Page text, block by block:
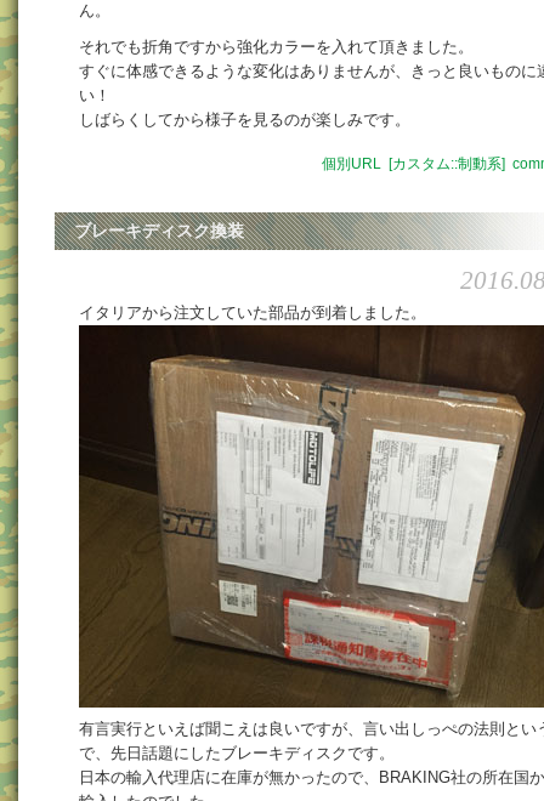
ん。
それでも折角ですから強化カラーを入れて頂きました。
すぐに体感できるような変化はありませんが、きっと良いものに
い！
しばらくしてから様子を見るのが楽しみです。
個別URL [カスタム::制動系]
ブレーキディスク換装
イタリアから注文していた部品が到着しました。
有言実行といえば聞こえは良いですが、言い出しっぺの法則とい
で、先日話題にしたブレーキディスクです。
日本の輸入代理店に在庫が無かったので、BRAKING社の所在国